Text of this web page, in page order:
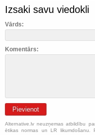
Izsaki savu viedokli
Vārds:
Komentārs:
Pievienot
Alternative.lv neuzņemas atbildību
ētikas normas un LR likumdošanu.